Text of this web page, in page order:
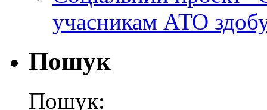
учасникам АТО
Пошук
Пошук: